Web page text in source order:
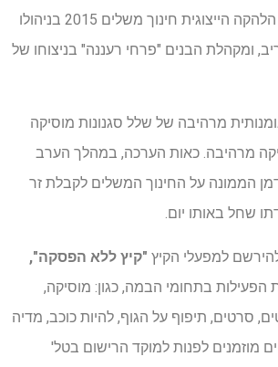
דאנס", "פניני השרון" הלהקה הייצוגית חינוך משלים 2015 בניהולו
ומקהלת הבנים "פרחי רעננה" בניצוחו של
מרהיבה של שלל סגנונות מוסיקה
מרהיבה. כאות הערכה, במהלך הערב
הממונה על החינוך המשלים לקבלת זר
שחל באותו יום.
למפעלי הקיץ "קיץ ללא הפסקה",
בתחומי הבמה, כגון: מוסיקה,
סרטים, תיפוף על הגוף, להיות כוכב, מדיה
מוזמנים לפנות למוקד הרישום בטל'